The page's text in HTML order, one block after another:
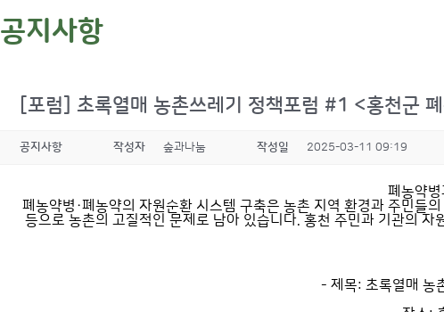
공지사항
[포럼] 초록열매 농촌쓰레기 정책포럼 #1 <홍천군
공지사항 작성자 숲과나눔 작성일 2025-03-11 09:19
폐농약
폐농약병·폐농약의 자원순환 시스템 구축은 농촌 지역 환경과 주민들
등으로 농촌의 고질적인 문제로 남아 있습니다. 홍천 주민과 기관의
- 제목: 초록열매 농